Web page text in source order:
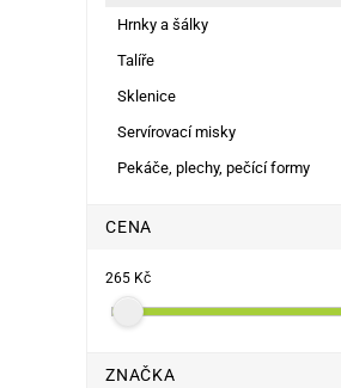
Hrnky a šálky
Talíře
Sklenice
Servírovací misky
Pekáče, plechy, pečící formy
CENA
265 Kč
ZNAČKA